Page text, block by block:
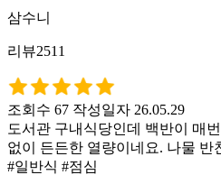
삼수니
리뷰2511
조회수 67 작성일자 26.05.29
도서관 구내식당인데 백반이 매
없이 든든한 열량이네요. 나물
#일반식 #점심